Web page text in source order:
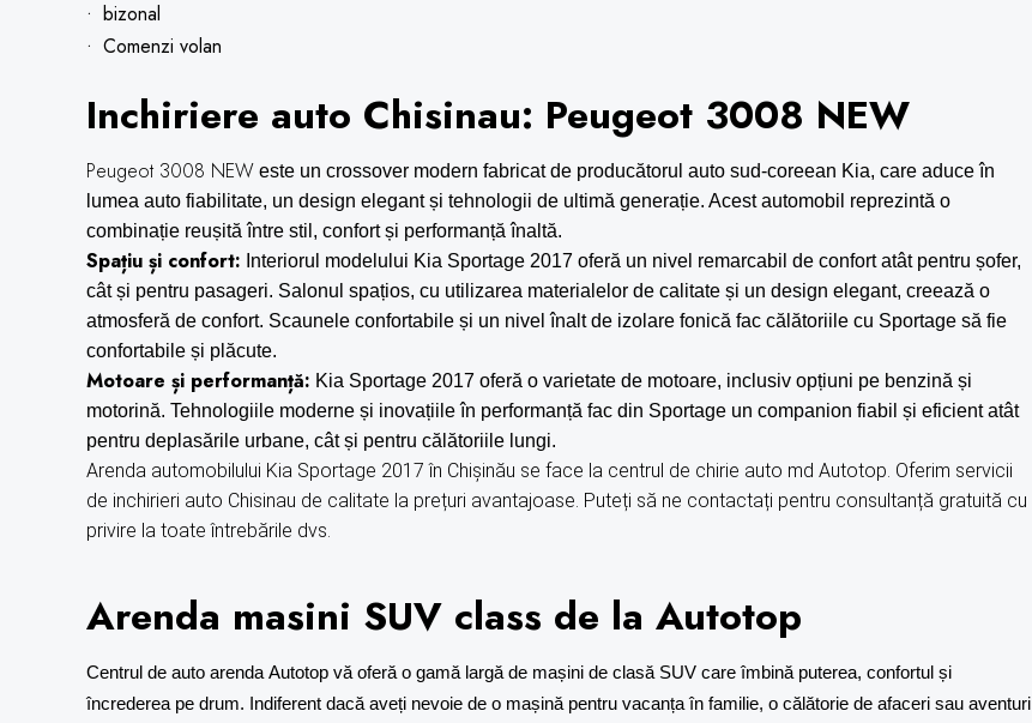
bizonal
Comenzi volan
Inchiriere auto Chisinau: Peugeot 3008 NEW
Peugeot 3008 NEW este un crossover modern fabricat de producătorul auto sud-coreean Kia, care aduce în
lumea auto fiabilitate, un design elegant și tehnologii de ultimă generație. Acest automobil reprezintă o
combinație reușită între stil, confort și performanță înaltă.
Spațiu și confort: Interiorul modelului Kia Sportage 2017 oferă un nivel remarcabil de confort atât pentru șofer,
cât și pentru pasageri. Salonul spațios, cu utilizarea materialelor de calitate și un design elegant, creează o
atmosferă de confort. Scaunele confortabile și un nivel înalt de izolare fonică fac călătoriile cu Sportage să fie
confortabile și plăcute.
Motoare și performanță: Kia Sportage 2017 oferă o varietate de motoare, inclusiv opțiuni pe benzină și
motorină. Tehnologiile moderne și inovațiile în performanță fac din Sportage un companion fiabil și eficient atât
pentru deplasările urbane, cât și pentru călătoriile lungi.
Arenda automobilului Kia Sportage 2017 în Chișinău se face la centrul de chirie auto md Autotop. Oferim servicii
de inchirieri auto Chisinau de calitate la prețuri avantajoase. Puteți să ne contactați pentru consultanță gratuită cu
privire la toate întrebările dvs.
Arenda masini SUV class de la Autotop
Centrul de auto arendaAutotop vă oferă o gamă largă de mașini de clasă SUV care îmbină puterea, confortul și
încrederea pe drum. Indiferent dacă aveți nevoie de o mașină pentru vacanța în familie, o călătorie de afaceri sau aventuri